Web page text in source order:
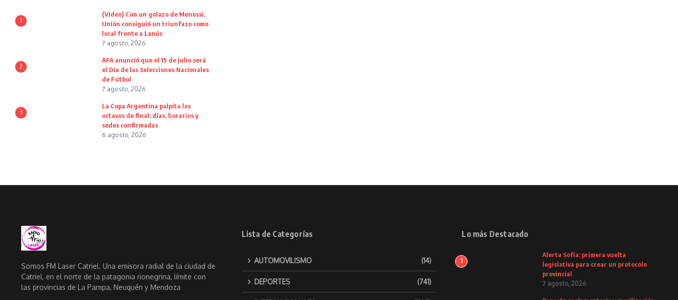
1
(Video) Con un golazo de Menossi,
Unión consiguió un triunfazo como
local frente a Lanús
7 agosto, 2026
2
AFA anunció que el 15 de julio será
el Día de las Selecciones Nacionales
de Fútbol
7 agosto, 2026
3
La Copa Argentina palpita los
octavos de final: días, horarios y
sedes confirmadas
6 agosto, 2026
Somos FM Laser Catriel. Una emisora radial de la ciudad de
Catriel, en el norte de la patagonia rionegrina, límite con
las provincias de La Pampa, Neuquén y Mendoza
Lista de Categorías
AUTOMOVILISMO (14)
DEPORTES (741)
Lo más Destacado
1
Alerta Sofía: primera vuelta
legislativa para crear un protocolo
provincial
7 agosto, 2026